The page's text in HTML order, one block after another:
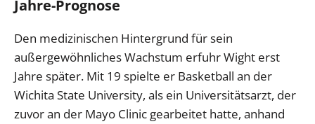
Jahre-Prognose
Den medizinischen Hintergrund für sein
außergewöhnliches Wachstum erfuhr Wight erst
Jahre später. Mit 19 spielte er Basketball an der
Wichita State University, als ein Universitätsarzt, der
zuvor an der Mayo Clinic gearbeitet hatte, anhand